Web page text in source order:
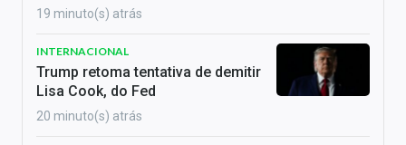
19 minuto(s) atrás
INTERNACIONAL
Trump retoma tentativa de demitir
Lisa Cook, do Fed
20 minuto(s) atrás